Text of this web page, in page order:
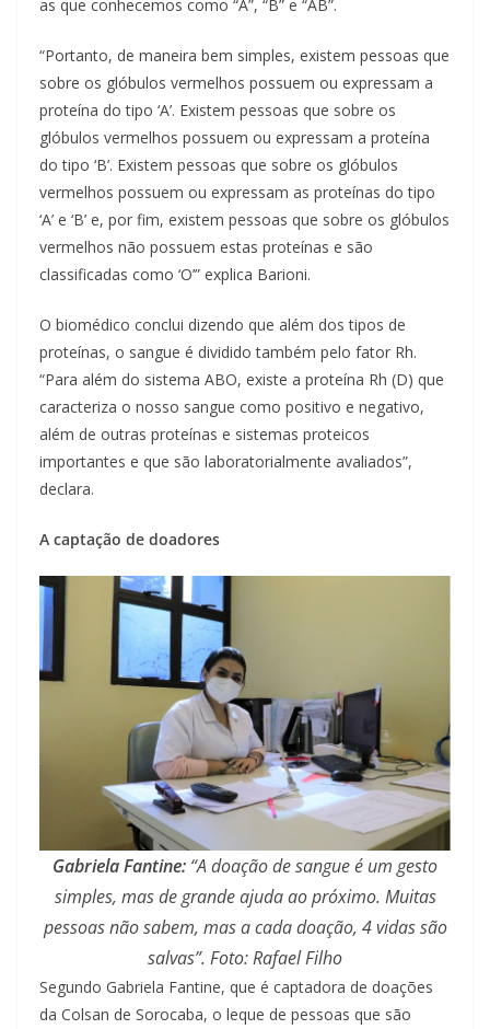
as que conhecemos como “A”, “B” e “AB”.
“Portanto, de maneira bem simples, existem pessoas que
sobre os glóbulos vermelhos possuem ou expressam a
proteína do tipo ‘A’. Existem pessoas que sobre os
glóbulos vermelhos possuem ou expressam a proteína
do tipo ‘B’. Existem pessoas que sobre os glóbulos
vermelhos possuem ou expressam as proteínas do tipo
‘A’ e ‘B’ e, por fim, existem pessoas que sobre os glóbulos
vermelhos não possuem estas proteínas e são
classificadas como ‘O’” explica Barioni.
O biomédico conclui dizendo que além dos tipos de
proteínas, o sangue é dividido também pelo fator Rh.
“Para além do sistema ABO, existe a proteína Rh (D) que
caracteriza o nosso sangue como positivo e negativo,
além de outras proteínas e sistemas proteicos
importantes e que são laboratorialmente avaliados”,
declara.
A captação de doadores
Gabriela Fantine: “A doação de sangue é um gesto
simples, mas de grande ajuda ao próximo. Muitas
pessoas não sabem, mas a cada doação, 4 vidas são
salvas”. Foto: Rafael Filho
Segundo Gabriela Fantine, que é captadora de doações
da Colsan de Sorocaba, o leque de pessoas que são